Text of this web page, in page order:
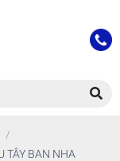
/
TÂY BAN NHA